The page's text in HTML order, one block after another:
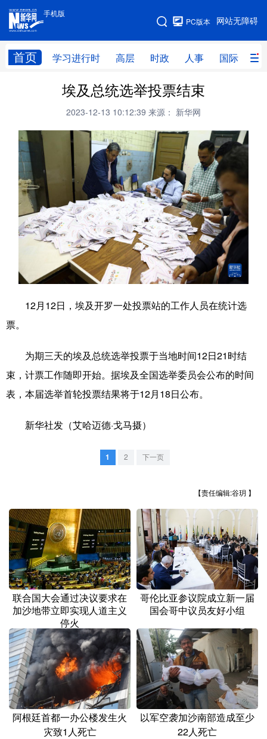
手机版
网站无障碍
PC版本
首页 学习进行时 高层 时政 人事 国际 财
手机版
网站地图
高层 时政
财经 网评
台湾 思客智库 全球连线 教育
科技 科创 量子
文化 书画 健康 军事
访谈 视频 图片 政务
法律 中央文件 金融 汽车
人居 信息化 数字经济
文化产业
天津 河北
浙江 安徽 福建 江西
山东 河南 湖北 湖南
广东 广西 海南 重庆
四川 贵州 云南 西藏
陕西 甘肃 青海 宁夏
新疆 内蒙古 黑龙江
多语种频道
English Español Français عربى
Русский язык 한국어
埃及总统选举投票结束
2023-12-13 10:12:39 来源： 新华网
12月12日，埃及开罗一处投票站的工作人员在统计选
票。
为期三天的埃及总统选举投票于当地时间12日21时结
束，计票工作随即开始。据埃及全国选举委员会公布的时间
表，本届选举首轮投票结果将于12月18日公布。
新华社发（艾哈迈德·戈马摄）
1 2 下一页
【责任编辑:谷玥 】
联合国大会通过决议要求在
加沙地带立即实现人道主义
停火
哥伦比亚参议院成立新一届
国会哥中议员友好小组
阿根廷首都一办公楼发生火
灾致1人死亡
以军空袭加沙南部造成至少
22人死亡